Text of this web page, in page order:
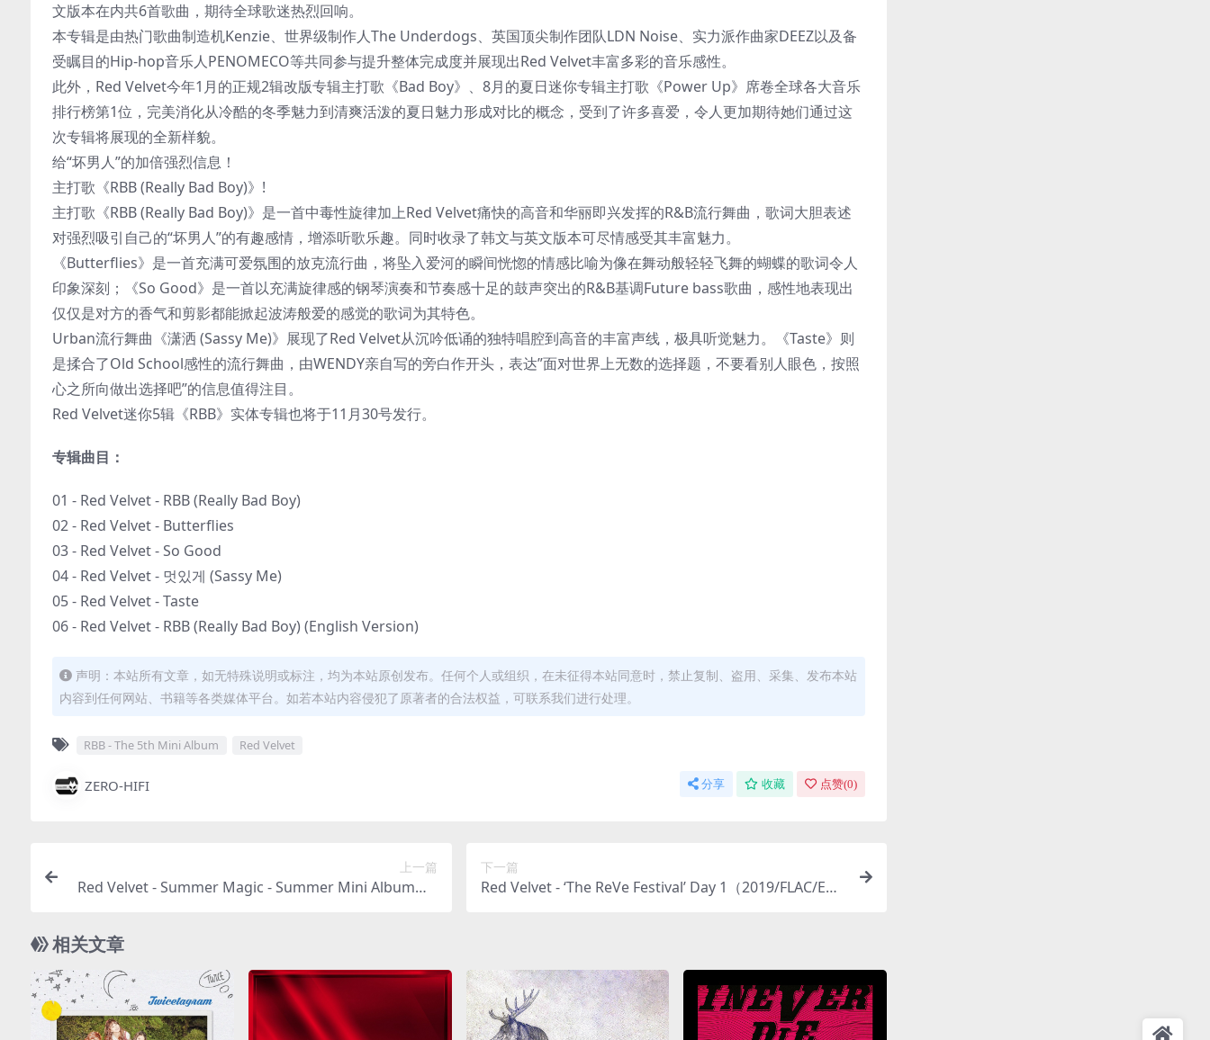
文版本在内共6首歌曲，期待全球歌迷热烈回响。
本专辑是由热门歌曲制造机Kenzie、世界级制作人The Underdogs、英国顶尖制作团队LDN Noise、实力派作曲家DEEZ以及备
受瞩目的Hip-hop音乐人PENOMECO等共同参与提升整体完成度并展现出Red Velvet丰富多彩的音乐感性。
此外，Red Velvet今年1月的正规2辑改版专辑主打歌《Bad Boy》、8月的夏日迷你专辑主打歌《Power Up》席卷全球各大音乐
排行榜第1位，完美消化从冷酷的冬季魅力到清爽活泼的夏日魅力形成对比的概念，受到了许多喜爱，令人更加期待她们通过这
次专辑将展现的全新样貌。
给“坏男人”的加倍强烈信息！
主打歌《RBB (Really Bad Boy)》!
主打歌《RBB (Really Bad Boy)》是一首中毒性旋律加上Red Velvet痛快的高音和华丽即兴发挥的R&B流行舞曲，歌词大胆表述
对强烈吸引自己的“坏男人”的有趣感情，增添听歌乐趣。同时收录了韩文与英文版本可尽情感受其丰富魅力。
《Butterflies》是一首充满可爱氛围的放克流行曲，将坠入爱河的瞬间恍惚的情感比喻为像在舞动般轻轻飞舞的蝴蝶的歌词令人
印象深刻；《So Good》是一首以充满旋律感的钢琴演奏和节奏感十足的鼓声突出的R&B基调Future bass歌曲，感性地表现出
仅仅是对方的香气和剪影都能掀起波涛般爱的感觉的歌词为其特色。
Urban流行舞曲《潇洒 (Sassy Me)》展现了Red Velvet从沉吟低诵的独特唱腔到高音的丰富声线，极具听觉魅力。《Taste》则
是揉合了Old School感性的流行舞曲，由WENDY亲自写的旁白作开头，表达”面对世界上无数的选择题，不要看别人眼色，按照
心之所向做出选择吧”的信息值得注目。
Red Velvet迷你5辑《RBB》实体专辑也将于11月30号发行。
专辑曲目：
01 - Red Velvet - RBB (Really Bad Boy)
02 - Red Velvet - Butterflies
03 - Red Velvet - So Good
04 - Red Velvet - 멋있게 (Sassy Me)
05 - Red Velvet - Taste
06 - Red Velvet - RBB (Really Bad Boy) (English Version)
声明：本站所有文章，如无特殊说明或标注，均为本站原创发布。任何个人或组织，在未征得本站同意时，禁止复制、盗用、采集、发布本站
内容到任何网站、书籍等各类媒体平台。如若本站内容侵犯了原著者的合法权益，可联系我们进行处理。
RBB - The 5th Mini Album Red Velvet
ZERO-HIFI 分享 收藏 点赞(0)
上一篇
Red Velvet - Summer Magic - Summer Mini Album（2
下一篇
Red Velvet - ‘The ReVe Festival’ Day 1（2019/FLAC/EP
相关文章